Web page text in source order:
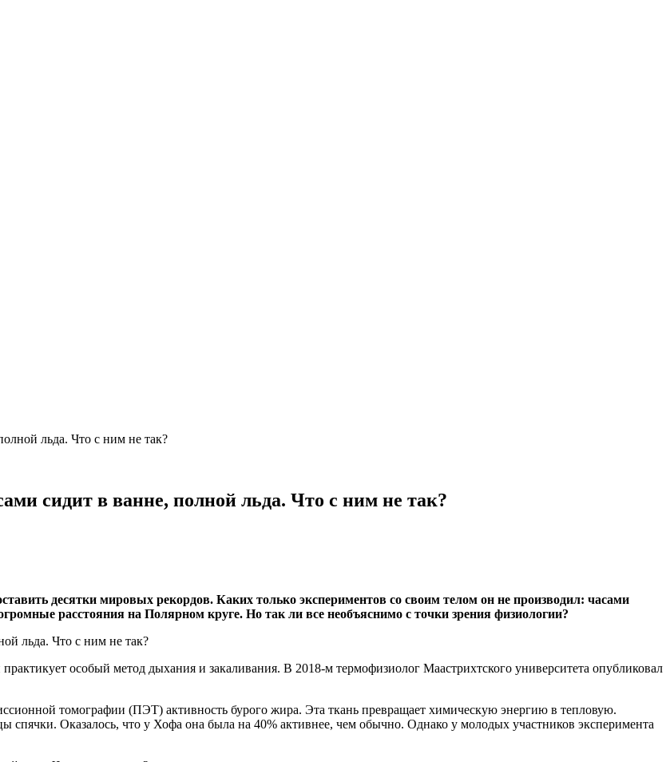
льда. Что с ним не так?
сидит в ванне, полной льда. Что с ним не так?
десятки мировых рекордов. Каких только экспериментов со своим телом он не производил: часами
расстояния на Полярном круге. Но так ли все необъяснимо с точки зрения физиологии?
особый метод дыхания и закаливания. В 2018-м термофизиолог Маастрихтского университета опубликовал
томографии (ПЭТ) активность бурого жира. Эта ткань превращает химическую энергию в тепловую.
спячки. Оказалось, что у Хофа она была на 40% активнее, чем обычно. Однако у молодых участников эксперимента